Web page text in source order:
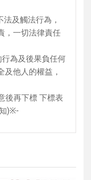
及觸法行為，
，一切法律責任
為及後果負任何
及他人的權益，
後再下標 下標表
)※-